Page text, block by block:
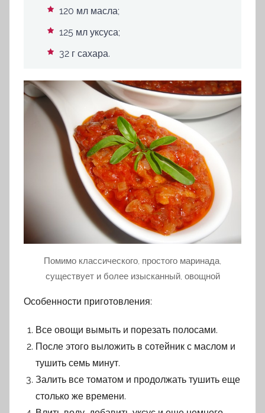
120 мл масла;
125 мл уксуса;
32 г сахара.
Помимо классического, простого маринада,
существует и более изысканный, овощной
Особенности приготовления:
Все овощи вымыть и порезать полосами.
После этого выложить в сотейник с маслом и
тушить семь минут.
Залить все томатом и продолжать тушить еще
столько же времени.